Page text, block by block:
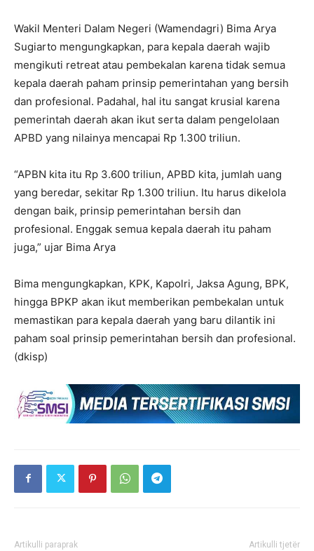
Wakil Menteri Dalam Negeri (Wamendagri) Bima Arya
Sugiarto mengungkapkan, para kepala daerah wajib
mengikuti retreat atau pembekalan karena tidak semua
kepala daerah paham prinsip pemerintahan yang bersih
dan profesional. Padahal, hal itu sangat krusial karena
pemerintah daerah akan ikut serta dalam pengelolaan
APBD yang nilainya mencapai Rp 1.300 triliun.
“APBN kita itu Rp 3.600 triliun, APBD kita, jumlah uang
yang beredar, sekitar Rp 1.300 triliun. Itu harus dikelola
dengan baik, prinsip pemerintahan bersih dan
profesional. Enggak semua kepala daerah itu paham
juga,” ujar Bima Arya
Bima mengungkapkan, KPK, Kapolri, Jaksa Agung, BPK,
hingga BPKP akan ikut memberikan pembekalan untuk
memastikan para kepala daerah yang baru dilantik ini
paham soal prinsip pemerintahan bersih dan profesional.
(dkisp)
Artikulli paraprak Artikulli tjetër